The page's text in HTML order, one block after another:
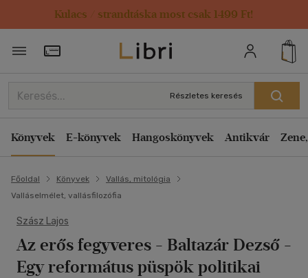
Kulacs / strandtáska most csak 1499 Ft!
Törzsvásárlói Kártya adatai
Részletes keresés
Könyvek E-könyvek Hangoskönyvek Antikvár
Főoldal Könyvek
Vallás, mitológia
Valláselmélet, vallásfilozófia
Szász Lajos
Az erős fegyveres - Baltazár Dezső -
Egy református püspök politikai